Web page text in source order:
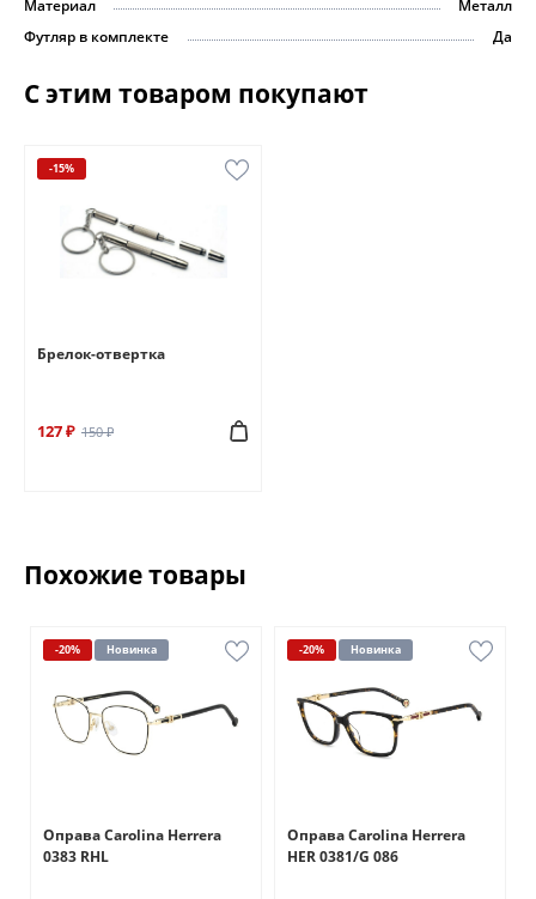
Материал
Металл
Футляр в комплекте
Да
С этим товаром покупают
-15%
Брелок-отвертка
127 ₽ 150 ₽
Похожие товары
-20% Новинка
Оправа Carolina Herrera
0383 RHL
-20% Новинка
Оправа Carolina Herrera
HER 0381/G 086